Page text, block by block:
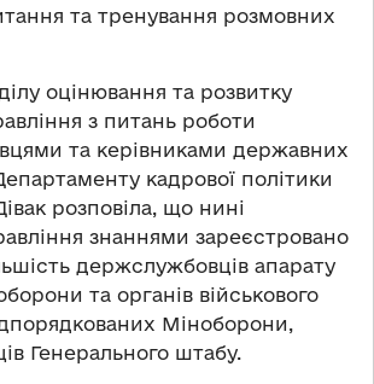
та тренування розмовних
оцінювання та розвитку
з питань роботи
та керівниками державних
кадрової політики
розповіла, що нині
знаннями зареєстровано
держслужбовців апарату
та органів військового
Міноборони,
Генерального штабу.